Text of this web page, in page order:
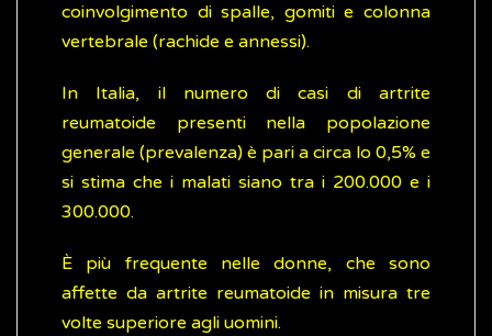
coinvolgimento di spalle, gomiti e colonna
vertebrale (rachide e annessi).
In Italia, il numero di casi di artrite
reumatoide presenti nella popolazione
generale (prevalenza) è pari a circa lo 0,5% e
si stima che i malati siano tra i 200.000 e i
300.000.
È più frequente nelle donne, che sono
affette da artrite reumatoide in misura tre
volte superiore agli uomini.